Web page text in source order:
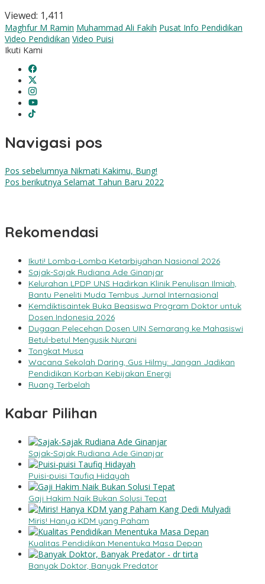
Viewed: 1,411
Maghfur M Ramin Muhammad Ali Fakih Pusat Info Pendidikan
Video Pendidikan Video Puisi
Ikuti Kami
Navigasi pos
Pos sebelumnya Nikmati Kakimu, Bung!
Pos berikutnya Selamat Tahun Baru 2022
Rekomendasi
Ikuti! Lomba-Lomba Ketarbiyahan Nasional 2026
Sajak-Sajak Rudiana Ade Ginanjar
Kelurahan LPDP UNS Hadirkan Klinik Penulisan Ilmiah,
Bantu Peneliti Muda Tembus Jurnal Internasional
Kemdiktisaintek Buka Beasiswa Program Doktor untuk
Dosen Indonesia 2026
Dugaan Pelecehan Dosen UIN Semarang ke Mahasiswi
Betul-betul Mengusik Nurani
Tongkat Musa
Wacana Sekolah Daring, Gus Hilmy: Jangan Jadikan
Pendidikan Korban Kebijakan Energi
Ruang Terbelah
Kabar Pilihan
Sajak-Sajak Rudiana Ade Ginanjar
Puisi-puisi Taufiq Hidayah
Gaji Hakim Naik Bukan Solusi Tepat
Miris! Hanya KDM yang Paham
Kualitas Pendidikan Menentuka Masa Depan
Banyak Doktor, Banyak Predator